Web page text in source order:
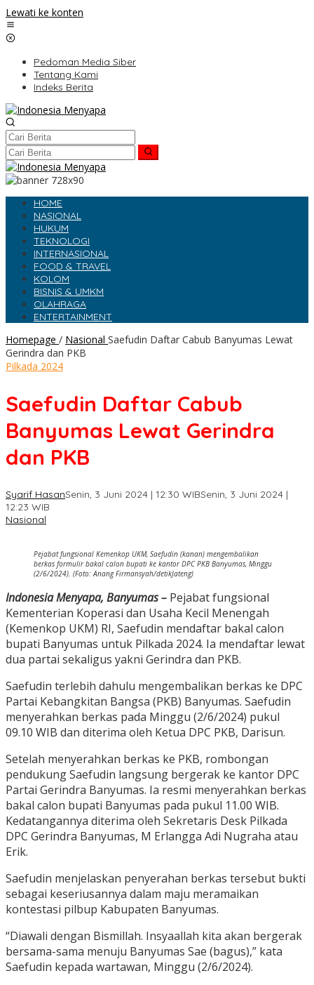
Lewati ke konten
Pedoman Media Siber
Tentang Kami
Indeks Berita
HOME
NASIONAL
HUKUM
TEKNOLOGI
INTERNASIONAL
FOOD & TRAVEL
KOLOM
BISNIS & UMKM
OLAHRAGA
ENTERTAINMENT
Homepage / Nasional Saefudin Daftar Cabub Banyumas Lewat
Gerindra dan PKB
Pilkada 2024
Saefudin Daftar Cabub
Banyumas Lewat Gerindra
dan PKB
Syarif HasanSenin, 3 Juni 2024 | 12:30 WIBSenin, 3 Juni 2024 |
12:23 WIB
Nasional
Pejabat fungsional Kemenkop UKM, Saefudin (kanan) mengembalikan
berkas formulir bakal calon bupati ke kantor DPC PKB Banyumas, Minggu
(2/6/2024). (Foto: Anang Firmansyah/detikJateng)
Indonesia Menyapa, Banyumas – Pejabat fungsional
Kementerian Koperasi dan Usaha Kecil Menengah
(Kemenkop UKM) RI, Saefudin mendaftar bakal calon
bupati Banyumas untuk Pilkada 2024. Ia mendaftar lewat
dua partai sekaligus yakni Gerindra dan PKB.
Saefudin terlebih dahulu mengembalikan berkas ke DPC
Partai Kebangkitan Bangsa (PKB) Banyumas. Saefudin
menyerahkan berkas pada Minggu (2/6/2024) pukul
09.10 WIB dan diterima oleh Ketua DPC PKB, Darisun.
Setelah menyerahkan berkas ke PKB, rombongan
pendukung Saefudin langsung bergerak ke kantor DPC
Partai Gerindra Banyumas. Ia resmi menyerahkan berkas
bakal calon bupati Banyumas pada pukul 11.00 WIB.
Kedatangannya diterima oleh Sekretaris Desk Pilkada
DPC Gerindra Banyumas, M Erlangga Adi Nugraha atau
Erik.
Saefudin menjelaskan penyerahan berkas tersebut bukti
sebagai keseriusannya dalam maju meramaikan
kontestasi pilbup Kabupaten Banyumas.
“Diawali dengan Bismillah. Insyaallah kita akan bergerak
bersama-sama menuju Banyumas Sae (bagus),” kata
Saefudin kepada wartawan, Minggu (2/6/2024).